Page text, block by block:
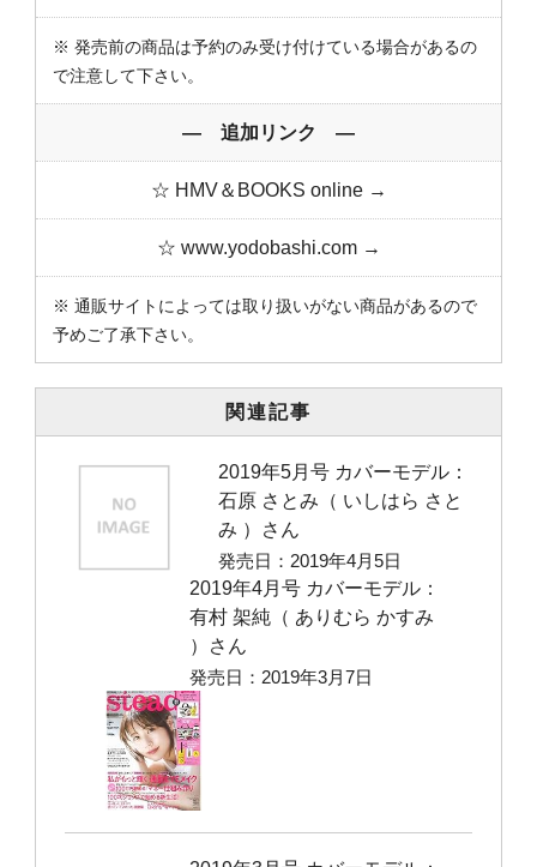
※ 発売前の商品は予約のみ受け付けている場合があるの
で注意して下さい。
― 追加リンク ―
☆ HMV＆BOOKS online →
☆ www.yodobashi.com →
※ 通販サイトによっては取り扱いがない商品があるので
予めご了承下さい。
関連記事
2019年5月号 カバーモデル：
石原 さとみ（ いしはら さと
み ）さん
発売日：2019年4月5日
2019年4月号 カバーモデル：
有村 架純（ ありむら かすみ
）さん
発売日：2019年3月7日